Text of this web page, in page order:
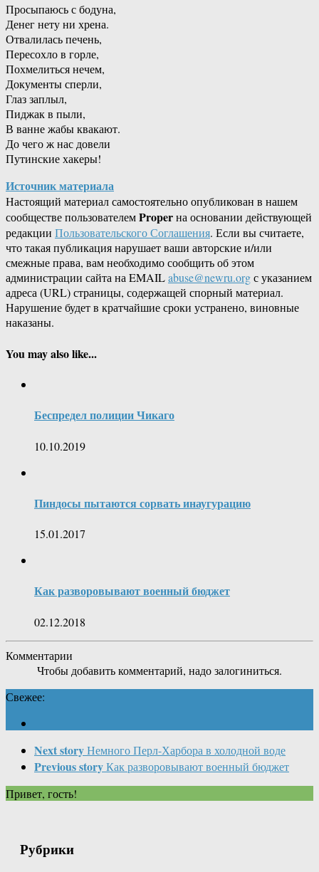
Просыпаюсь с бодуна,
Денег нету ни хрена.
Отвалилась печень,
Пересохло в горле,
Похмелиться нечем,
Документы сперли,
Глаз заплыл,
Пиджак в пыли,
В ванне жабы квакают.
До чего ж нас довели
Путинские хакеры!
Источник материала
Настоящий материал самостоятельно опубликован в нашем
сообществе пользователемProperна основании действующей
редакции Пользовательского Соглашения. Если вы считаете,
что такая публикация нарушает ваши авторские и/или
смежные права, вам необходимо сообщить об этом
администрации сайта на EMAILabuse@newru.orgс указанием
адреса (URL) страницы, содержащей спорный материал.
Нарушение будет в кратчайшие сроки устранено, виновные
наказаны.
You may also like...
Беспредел полиции Чикаго
10.10.2019
Пиндосы пытаются сорвать инаугурацию
15.01.2017
Как разворовывают военный бюджет
02.12.2018
Комментарии
Чтобы добавить комментарий, надо залогиниться.
Свежее:
Next storyНемного Перл-Харбора в холодной воде
Previous storyКак разворовывают военный бюджет
Привет, гость!
Рубрики